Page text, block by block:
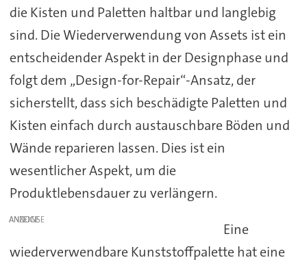
die Kisten und Paletten haltbar und langlebig
sind. Die Wiederverwendung von Assets ist ein
entscheidender Aspekt in der Designphase und
folgt dem „Design-for-Repair“-Ansatz, der
sicherstellt, dass sich beschädigte Paletten und
Kisten einfach durch austauschbare Böden und
Wände reparieren lassen. Dies ist ein
wesentlicher Aspekt, um die
Produktlebensdauer zu verlängern.
ANZEIGE
Eine
wiederverwendbare Kunststoffpalette hat eine